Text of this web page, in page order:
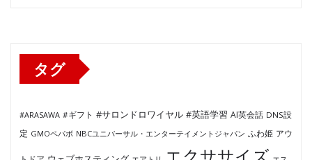
タグ
#ARASAWA #ギフト #サロンドロワイヤル #英語学習 AI英会話 DNS設
定 GMOペパボ NBCユニバーサル・エンターテイメントジャパン ふわ姫 アウ